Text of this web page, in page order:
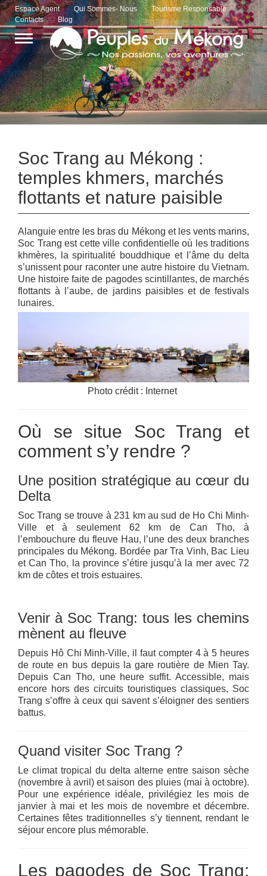
Espace Agent Qui Sommes- Nous
Tourisme Responsable
Contacts
Blog
Soc Trang au Mékong :
temples khmers, marchés
flottants et nature paisible
Alanguie entre les bras du Mékong et les vents marins,
Soc Trang est cette ville confidentielle où les traditions
khmères, la spiritualité bouddhique et l’âme du delta
s’unissent pour raconter une autre histoire du Vietnam.
Une histoire faite de pagodes scintillantes, de marchés
flottants à l’aube, de jardins paisibles et de festivals
lunaires.
Photo crédit : Internet
Où se situe Soc Trang et
comment s’y rendre ?
Une position stratégique au cœur du
Delta
Soc Trang se trouve à 231 km au sud de Ho Chi Minh-
Ville et à seulement 62 km de Can Tho, à
l’embouchure du fleuve Hau, l’une des deux branches
principales du Mékong. Bordée par Tra Vinh, Bac Lieu
et Can Tho, la province s’étire jusqu’à la mer avec 72
km de côtes et trois estuaires.
Venir à Soc Trang: tous les chemins
mènent au fleuve
Depuis Hô Chi Minh-Ville, il faut compter 4 à 5 heures
de route en bus depuis la gare routière de Mien Tay.
Depuis Can Tho, une heure suffit. Accessible, mais
encore hors des circuits touristiques classiques, Soc
Trang s’offre à ceux qui savent s’éloigner des sentiers
battus.
Quand visiter Soc Trang ?
Le climat tropical du delta alterne entre saison sèche
(novembre à avril) et saison des pluies (mai à octobre).
Pour une expérience idéale, privilégiez les mois de
janvier à mai et les mois de novembre et décembre.
Certaines fêtes traditionnelles s’y tiennent, rendant le
séjour encore plus mémorable.
Les pagodes de Soc Trang: